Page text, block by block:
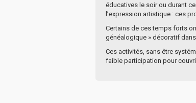
éducatives le soir ou durant
l’expression artistique : ces
Certains de ces temps forts
généalogique » décoratif
Ces activités, sans être
faible participation pour